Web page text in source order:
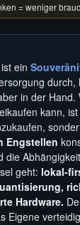
= weniger
ein
durch,
in der Hand.
kann,
Engstellen
geht: lokal-
Hardware.
Eigene